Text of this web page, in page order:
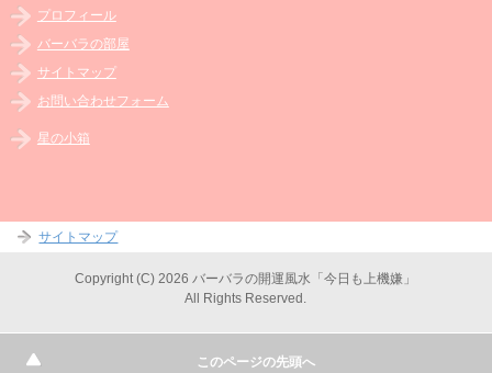
プロフィール
バーバラの部屋
サイトマップ
お問い合わせフォーム
星の小箱
サイトマップ
Copyright (C) 2026 バーバラの開運風水「今日も上機嫌」
All Rights Reserved.
このページの先頭へ